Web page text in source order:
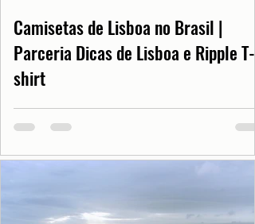
Camisetas de Lisboa no Brasil |
Parceria Dicas de Lisboa e Ripple T-
shirt